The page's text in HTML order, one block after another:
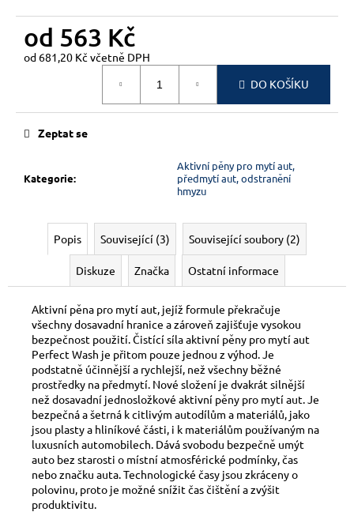
od 563 Kč
od 681,20 Kč včetně DPH
DO KOŠÍKU
Kategorie:
Aktivní pěny pro mytí aut,
předmytí aut, odstranění
hmyzu
Zeptat se
Popis Související (3) Související soubory (2)
Diskuze Značka Ostatní informace
Aktivní pěna pro mytí aut, jejíž formule překračuje
všechny dosavadní hranice a zároveň zajišťuje vysokou
bezpečnost použití. Čistící síla aktivní pěny pro mytí aut
Perfect Wash je přitom pouze jednou z výhod. Je
podstatně účinnější a rychlejší, než všechny běžné
prostředky na předmytí. Nové složení je dvakrát silnější
než dosavadní jednosložkové aktivní pěny pro mytí aut. Je
bezpečná a šetrná k citlivým autodílům a materiálů, jako
jsou plasty a hliníkové části, i k materiálům používaným na
luxusních automobilech. Dává svobodu bezpečně umýt
auto bez starosti o místní atmosférické podmínky, čas
nebo značku auta. Technologické časy jsou zkráceny o
polovinu, proto je možné snížit čas čištění a zvýšit
produktivitu.